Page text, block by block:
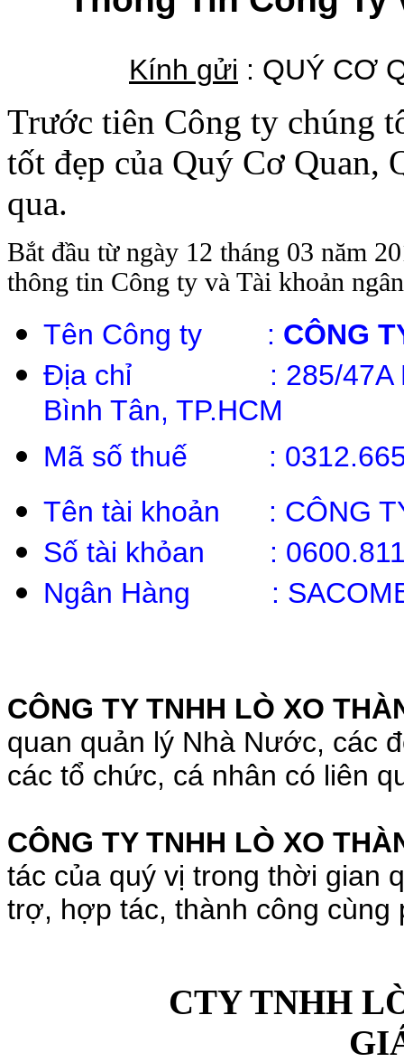
Kính gửi : QUÝ CƠ
Trước tiên Công ty chúng
tốt đẹp của Quý Cơ Quan,
qua.
Bắt đầu từ ngày 12 tháng 03 năm
thông tin Công ty và Tài khoản
Tên Công ty : CÔNG
Địa chỉ : 285/47A Lâm
Bình Tân, TP.HCM
Mã số thuế :
Tên tài khoản : CÔNG
Số tài khỏan :
Ngân Hàng :
CÔNG TY TNHH LÒ XO
quan quản lý Nhà Nước, các
các tổ chức, cá nhân có liên
CÔNG TY TNHH LÒ XO
tác của quý vị trong thời gian
trợ, hợp tác, thành công
CTY TNHH